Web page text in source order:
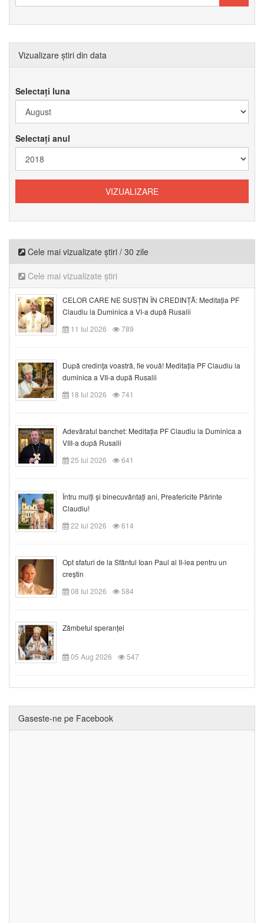
Vizualizare știri din data
Selectați luna
Selectați anul
Cele mai vizualizate știri / 30 zile
Cele mai vizualizate știri
CELOR CARE NE SUSȚIN ÎN CREDINȚĂ: Meditația PF
Claudiu la Duminica a VI-a după Rusalii
11 Iul 2026
789
După credinţa voastră, fie vouă! Meditația PF Claudiu la
duminica a VII-a după Rusalii
18 Iul 2026
741
Adevăratul banchet: Meditația PF Claudiu la Duminica a
VIII-a după Rusalii
25 Iul 2026
641
Întru mulți și binecuvântați ani, Preafericite Părinte
Claudiu!
22 Iul 2026
614
Opt sfaturi de la Sfântul Ioan Paul al II-lea pentru un
creștin
08 Iul 2026
584
Zâmbetul speranței
05 Aug 2026 547
Gaseste-ne pe Facebook